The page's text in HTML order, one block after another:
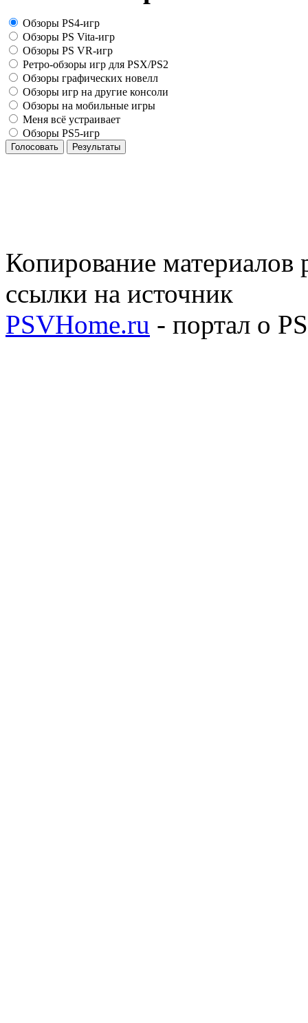
Обзоры PS4-игр
Обзоры PS Vita-игр
Обзоры PS VR-игр
Ретро-обзоры игр для PSX/PS2
Обзоры графических новелл
Обзоры игр на другие консоли
Обзоры на мобильные игры
Меня всё устраивает
Обзоры PS5-игр
Голосовать Результаты
Копирование материалов
ссылки на источник
PSVHome.ru - портал о